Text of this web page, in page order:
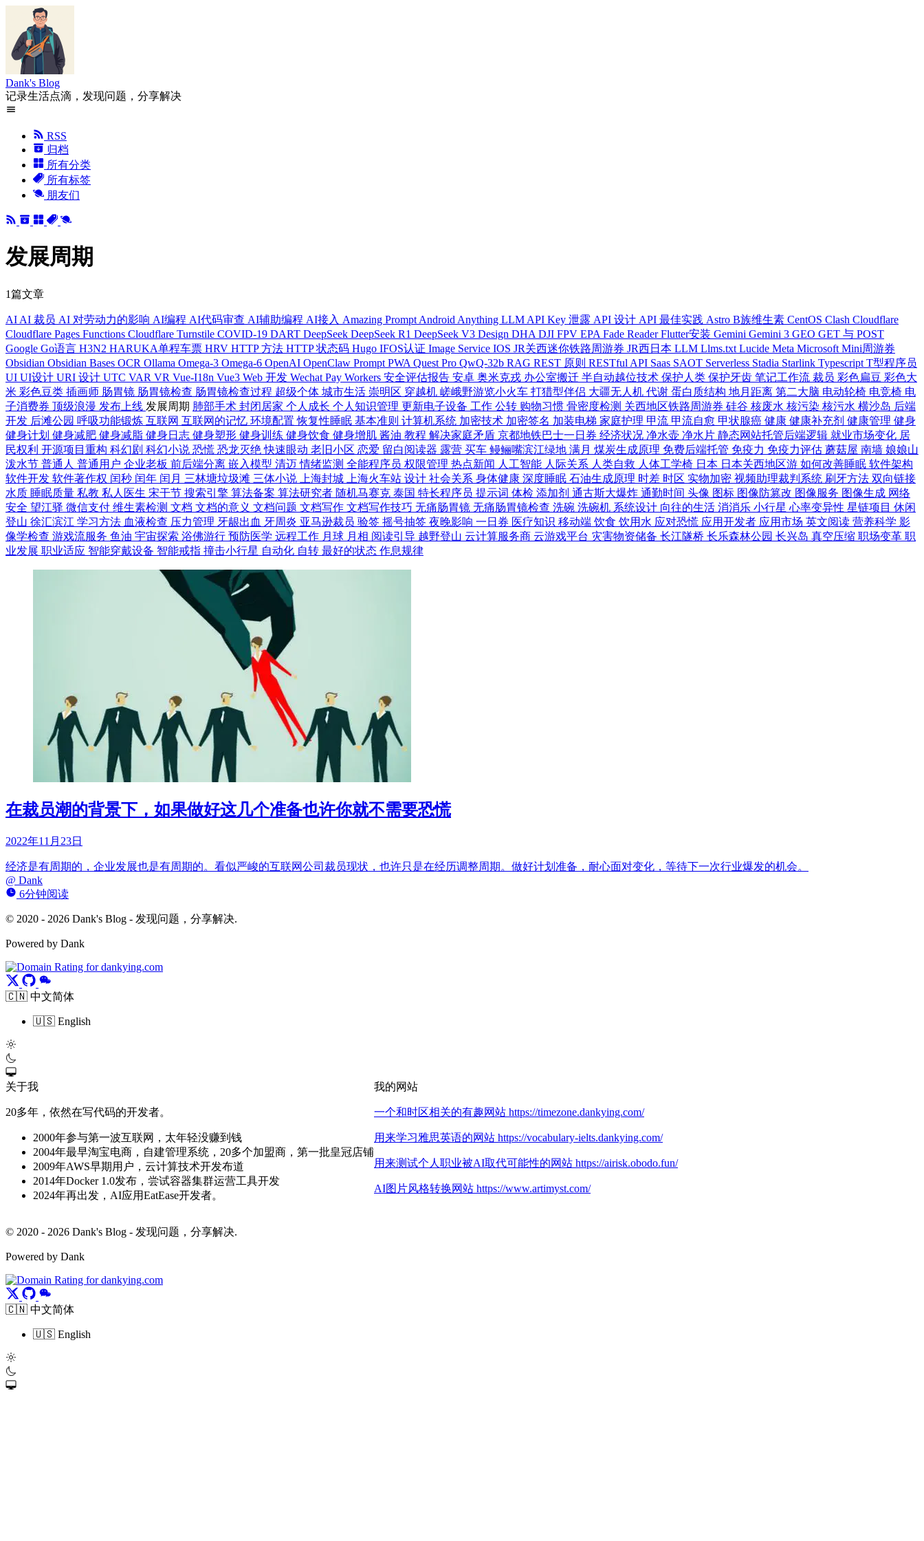
Dank's Blog
记录生活点滴，发现问题，分享解决
RSS
归档
所有分类
所有标签
朋友们
发展周期
1篇文章
AI AI 裁员 AI 对劳动力的影响 AI编程 AI代码审查 AI辅助编程 AI接入 Amazing Prompt Android Anything LLM API Key 泄露 API 设计 API 最佳实践 Astro B族维生素 CentOS Clash Cloudflare
Cloudflare Pages Functions Cloudflare Turnstile COVID-19 DART DeepSeek DeepSeek R1 DeepSeek V3 Design DHA DJI FPV EPA Fade ReaderFlutter安装 Gemini Gemini 3 GEO GET 与 POST
Google Go语言 H3N2 HARUKA单程车票 HRV HTTP 方法 HTTP 状态码 Hugo IFOS认证 Image Service IOS JR关西迷你铁路周游券 JR西日本 LLM Llms.txt Lucide Meta Microsoft Mini周游券
Obsidian Obsidian Bases OCR Ollama Omega-3 Omega-6 OpenAI OpenClaw Prompt PWA Quest Pro QwQ-32b RAG REST 原则 RESTful API Saas SAOT Serverless Stadia Starlink Typescript T型程序员
UI UI设计 URI 设计 UTC VAR VR Vue-I18n Vue3 Web 开发 Wechat Pay Workers 安全评估报告 安卓 奥米克戎 办公室搬迁 半自动越位技术 保护人类 保护牙齿 笔记工作流 裁员 彩色扁豆 彩色大
米 彩色豆类 插画师 肠胃镜 肠胃镜检查 肠胃镜检查过程 超级个体 城市生活 崇明区 穿越机 嵯峨野游览小火车 打猎型伴侣 大疆无人机 代谢 蛋白质结构 地月距离 第二大脑 电动轮椅 电竞椅 电
子消费券 顶级浪漫 发布上线 发展周期 肺部手术 封闭居家 个人成长 个人知识管理 更新电子设备 工作 公转 购物习惯 骨密度检测 关西地区铁路周游券 硅谷 核废水 核污染 核污水 横沙岛 后端
开发 后滩公园 呼吸功能锻炼 互联网 互联网的记忆 环境配置恢复性睡眠 基本准则 计算机系统 加密技术 加密签名 加装电梯 家庭护理 甲流 甲流自愈 甲状腺癌 健康 健康补充剂 健康管理 健身
健身计划 健身减肥 健身减脂 健身日志 健身塑形 健身训练 健身饮食 健身增肌 酱油 教程 解决家庭矛盾 京都地铁巴士一日券 经济状况 净水壶 净水片 静态网站托管后端逻辑 就业市场变化 居
民权利 开源项目重构 科幻剧 科幻小说 恐慌 恐龙灭绝快速眼动 老旧小区 恋爱 留白阅读器 露营 买车 鳗鲡嘴滨江绿地 满月 煤炭生成原理 免费后端托管 免疫力 免疫力评估 蘑菇屋 南墙 娘娘山
泼水节 普通人 普通用户 企业老板 前后端分离 嵌入模型 清迈情绪监测 全能程序员 权限管理 热点新闻 人工智能 人际关系 人类自救 人体工学椅 日本 日本关西地区游 如何改善睡眠 软件架构
软件开发 软件著作权 闰秒 闰年 闰月 三林塘垃圾滩 三体小说 上海封城 上海火车站 设计 社会关系 身体健康 深度睡眠 石油生成原理 时差 时区 实物加密 视频助理裁判系统 刷牙方法 双向链接
水质 睡眠质量 私教 私人医生 宋干节 搜索引擎 算法备案 算法研究者 随机马赛克 泰国 特长程序员 提示词 体检 添加剂 通古斯大爆炸 通勤时间 头像 图标 图像防篡改 图像服务 图像生成 网络
安全 望江驿 微信支付 维生素检测 文档 文档的意义 文档问题 文档写作 文档写作技巧 无痛肠胃镜 无痛肠胃镜检查 洗碗 洗碗机 系统设计 向往的生活 消消乐 小行星 心率变异性 星链项目 休闲
登山 徐汇滨江 学习方法 血液检查 压力管理 牙龈出血 牙周炎 亚马逊裁员 验签 摇号抽签 夜晚影响 一日券 医疗知识 移动端 饮食 饮用水 应对恐慌 应用开发者 应用市场 英文阅读 营养科学 影
像学检查 游戏流服务 鱼油 宇宙探索 浴佛游行 预防医学 远程工作 月球 月相 阅读引导 越野登山 云计算服务商 云游戏平台 灾害物资储备 长江隧桥 长乐森林公园 长兴岛 真空压缩 职场变革 职
业发展 职业适应 智能穿戴设备 智能戒指 撞击小行星 自动化 自转 最好的状态 作息规律
在裁员潮的背景下，如果做好这几个准备也许你就不需要恐慌
2022年11月23日
经济是有周期的，企业发展也是有周期的。看似严峻的互联网公司裁员现状，也许只是在经历调整周期。做好计划准备，耐心面对变化，等待下一次行业爆发的机会。
@ Dank
6分钟阅读
© 2020 - 2026 Dank's Blog - 发现问题，分享解决.
Powered by Dank
🇨🇳 中文简体
🇺🇸 English
关于我
20多年，依然在写代码的开发者。
2000年参与第一波互联网，太年轻没赚到钱
2004年最早淘宝电商，自建管理系统，20多个加盟商，第一批皇冠店铺
2009年AWS早期用户，云计算技术开发布道
2014年Docker 1.0发布，尝试容器集群运营工具开发
2024年再出发，AI应用EatEase开发者。
我的网站
一个和时区相关的有趣网站 https://timezone.dankying.com/
用来学习雅思英语的网站 https://vocabulary-ielts.dankying.com/
用来测试个人职业被AI取代可能性的网站 https://airisk.obodo.fun/
AI图片风格转换网站 https://www.artimyst.com/
© 2020 - 2026 Dank's Blog - 发现问题，分享解决.
Powered by Dank
🇨🇳 中文简体
🇺🇸 English